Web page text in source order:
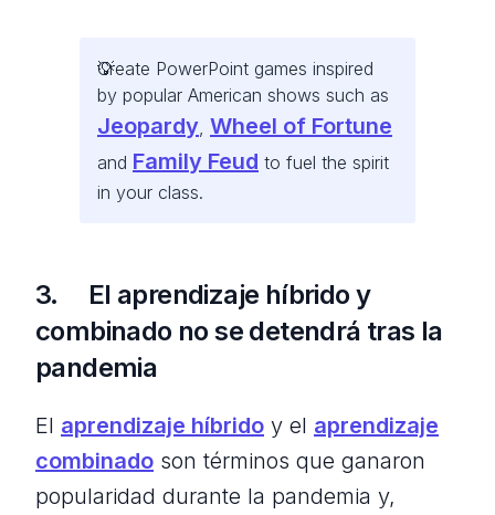
Create PowerPoint games inspired
by popular American shows such as
Jeopardy, Wheel of Fortune
and Family Feud to fuel the spirit
in your class.
3. El aprendizaje híbrido y
combinado no se detendrá tras la
pandemia
El aprendizaje híbrido y el aprendizaje
combinado son términos que ganaron
popularidad durante la pandemia y,